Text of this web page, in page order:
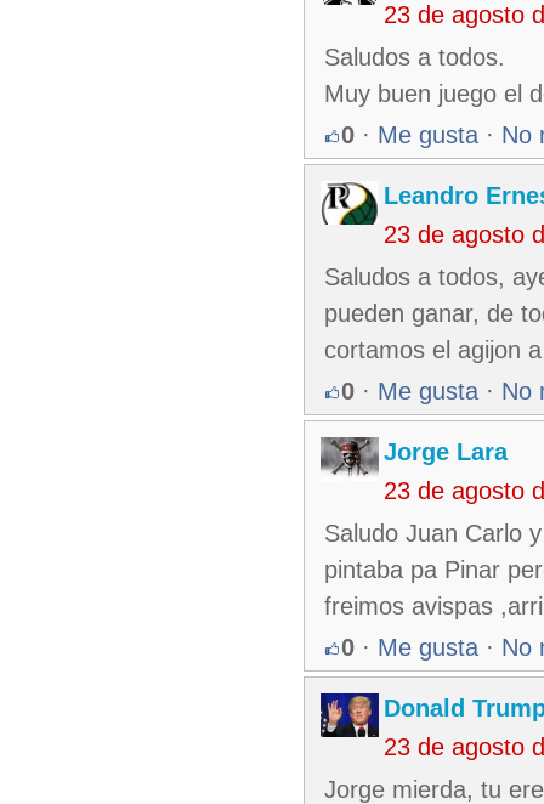
23 de agosto
Saludos a todos.
Muy buen juego el
0 · Me gusta · No
Leandro
23 de agosto
Saludos a todos,
pueden ganar, de
cortamos el agijon
0 · Me gusta · No
Jorge Lara
23 de agosto
Saludo Juan Carlo
pintaba pa Pinar
freimos avispas
0 · Me gusta · No
Donald
23 de agosto
Jorge mierda, tu